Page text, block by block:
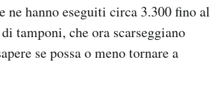
hanno eseguiti circa 3.300 fino al
tamponi, che ora scarseggiano
se possa o meno tornare a